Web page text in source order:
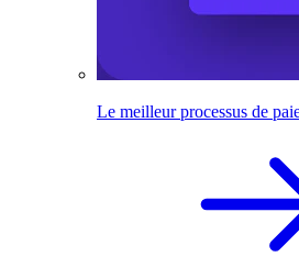
Le meilleur processus de